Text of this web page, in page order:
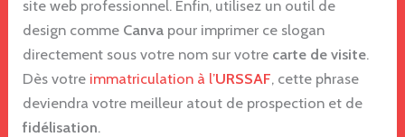
site web professionnel. Enfin, utilisez un outil de
design comme Canva pour imprimer ce slogan
directement sous votre nom sur votre carte de visite.
Dès votre immatriculation à l’URSSAF, cette phrase
deviendra votre meilleur atout de prospection et de
fidélisation.